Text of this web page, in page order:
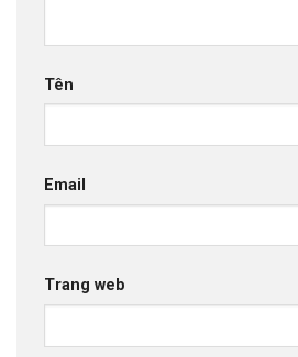
Tên
Email
Trang web